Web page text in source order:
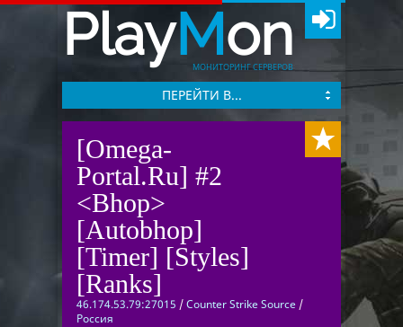
PlayMon
МОНИТОРИНГ СЕРВЕРОВ
ПЕРЕЙТИ В...
[Omega-
Portal.Ru] #2
<Bhop>
[Autobhop]
[Timer] [Styles]
[Ranks]
46.174.53.79:27015 /Counter Strike Source /
Россия